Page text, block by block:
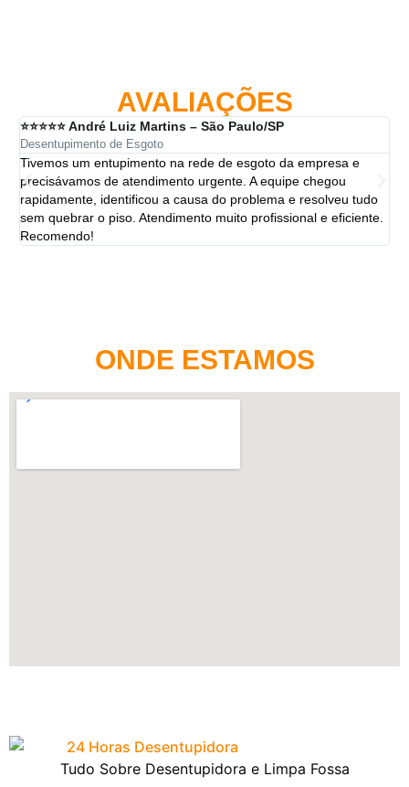
AVALIAÇÕES
⭐⭐⭐⭐⭐ André Luiz Martins – São Paulo/SP
Desentupimento de Esgoto
Tivemos um entupimento na rede de esgoto da empresa e
precisávamos de atendimento urgente. A equipe chegou
rapidamente, identificou a causa do problema e resolveu tudo
sem quebrar o piso. Atendimento muito profissional e eficiente.
Recomendo!
ONDE ESTAMOS
Tudo Sobre Desentupidora e Limpa Fossa